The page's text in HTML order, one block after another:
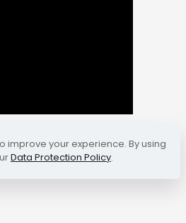
improve your experience. By using
Data Protection Policy.